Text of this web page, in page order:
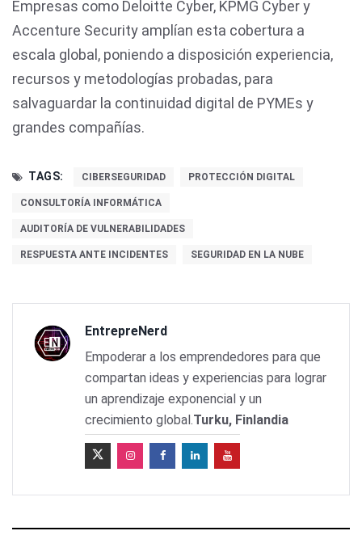
Empresas como Deloitte Cyber, KPMG Cyber y
Accenture Security amplían esta cobertura a
escala global, poniendo a disposición experiencia,
recursos y metodologías probadas, para
salvaguardar la continuidad digital de PYMEs y
grandes compañías.
TAGS: CIBERSEGURIDAD PROTECCIÓN DIGITAL
CONSULTORÍA INFORMÁTICA
AUDITORÍA DE VULNERABILIDADES
RESPUESTA ANTE INCIDENTES SEGURIDAD EN LA NUBE
EntrepreNerd
Empoderar a los emprendedores para que
compartan ideas y experiencias para lograr
un aprendizaje exponencial y un
crecimiento global.Turku, Finlandia